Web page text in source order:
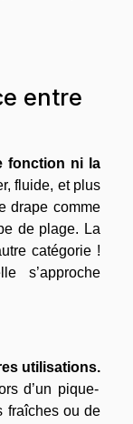
entre
fonction ni la
fluide, et plus
drape comme
de plage. La
catégorie !
s’approche
utilisations.
d’un pique-
fraîches ou de